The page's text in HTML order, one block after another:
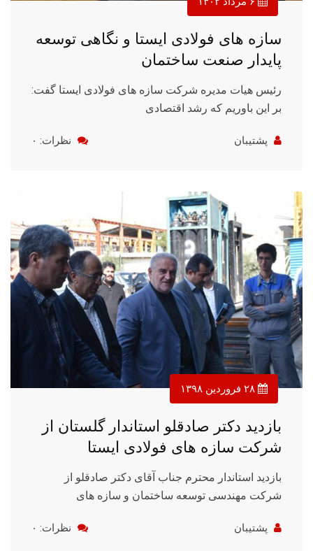
سازه های فولادی ایستا و نگاهی توسعه
پایدار صنعت ساختمان
رئیس هیات مدیره شرکت سازه های فولادی ایستا گفت:
بر این باوریم که رشد اقتصادی
پشتیبان نظرات: ۰
بازدید دکتر صادقلو استاندار گلستان از
شرکت سازه های فولادی ایستا
بازدید استاندار محترم جناب آقای دکتر صادقلو از
شرکت مهندسی توسعه ساختمان و سازه های
پشتیبان نظرات: ۰